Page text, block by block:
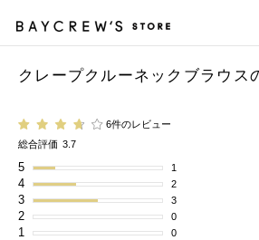
クレープクルーネックブラウス
6件のレビュー
総合評価 3.7
5 1
4 2
3 3
2 0
1 0